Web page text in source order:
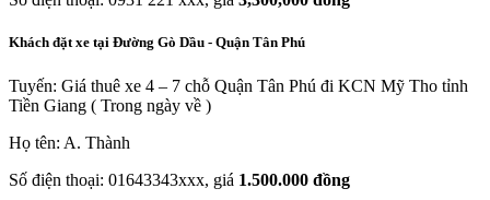
Khách đặt xe tại Đường Gò Dầu - Quận Tân Phú
Tuyến: Giá thuê xe 4 – 7 chỗ Quận Tân Phú đi KCN Mỹ Tho tỉnh
Tiền Giang ( Trong ngày về )
Họ tên: A. Thành
Số điện thoại: 01643343xxx, giá 1.500.000 đồng